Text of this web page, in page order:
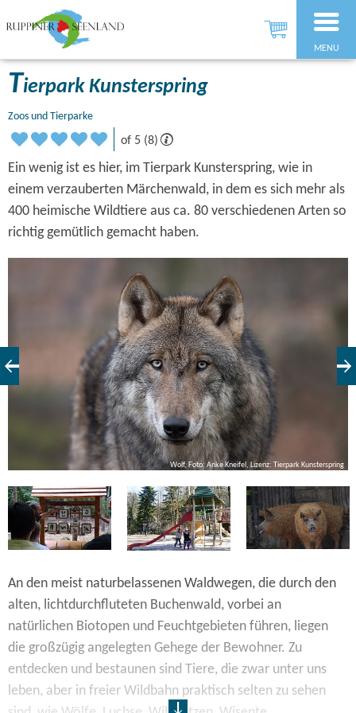
MENU
Tierpark Kunsterspring
Zoos und Tierparke
of 5 (8)
Ein wenig ist es hier, im Tierpark Kunsterspring, wie in
einem verzauberten Märchenwald, in dem es sich mehr als
400 heimische Wildtiere aus ca. 80 verschiedenen Arten so
richtig gemütlich gemacht haben.
Wolf, Foto: Anke Kneifel, Lizenz: Tierpark Kunsterspring
An den meist naturbelassenen Waldwegen, die durch den
alten, lichtdurchfluteten Buchenwald, vorbei an
natürlichen Biotopen und Feuchtgebieten führen, liegen
die großzügig angelegten Gehege der Bewohner. Zu
entdecken und bestaunen sind Tiere, die zwar unter uns
leben, aber in freier Wildbahn praktisch selten zu sehen